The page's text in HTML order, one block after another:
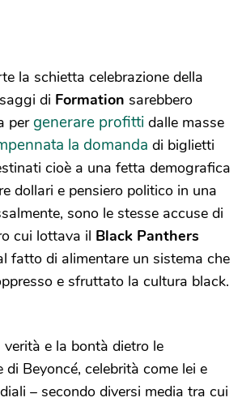
la schietta celebrazione della
di Formation sarebbero
per generare profitti dalle masse
la domanda di biglietti
cioè a una fetta demografica
dollari e pensiero politico in una
sono le stesse accuse di
cui lottava il Black Panthers
fatto di alimentare un sistema che
e sfruttato la cultura black.
e la bontà dietro le
Beyoncé, celebrità come lei e
– secondo diversi media tra cui